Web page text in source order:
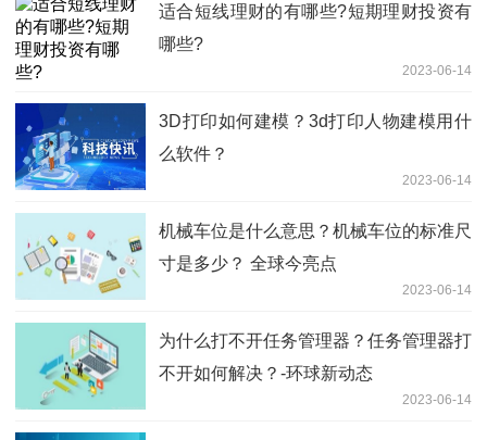
适合短线理财的有哪些?短期理财投资有
哪些?
2023-06-14
3D打印如何建模？3d打印人物建模用什
么软件？
2023-06-14
机械车位是什么意思？机械车位的标准尺
寸是多少？ 全球今亮点
2023-06-14
为什么打不开任务管理器？任务管理器打
不开如何解决？-环球新动态
2023-06-14